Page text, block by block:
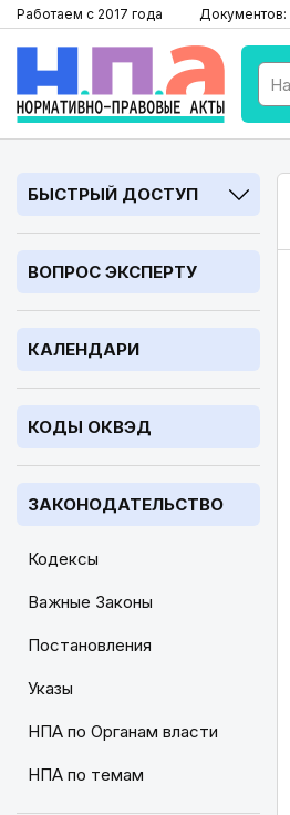
Работаем с 2017 года Документов:
БЫСТРЫЙ ДОСТУП
ВОПРОС ЭКСПЕРТУ
КАЛЕНДАРИ
КОДЫ ОКВЭД
ЗАКОНОДАТЕЛЬСТВО
Кодексы
Важные Законы
Постановления
Указы
НПА по Органам власти
НПА по темам